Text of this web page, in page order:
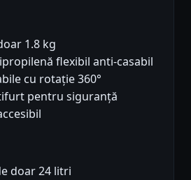
1.8 kg
flexibil anti-casabil
cu rotație 360°
pentru siguranță
doar 24 litri